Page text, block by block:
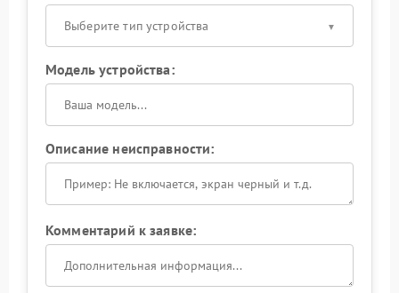
Выберите тип устройства
Модель устройства:
Описание неисправности:
Комментарий к заявке: